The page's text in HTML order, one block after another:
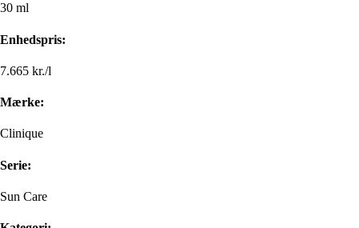
30 ml
Enhedspris:
7.665 kr./l
Mærke:
Clinique
Serie:
Sun Care